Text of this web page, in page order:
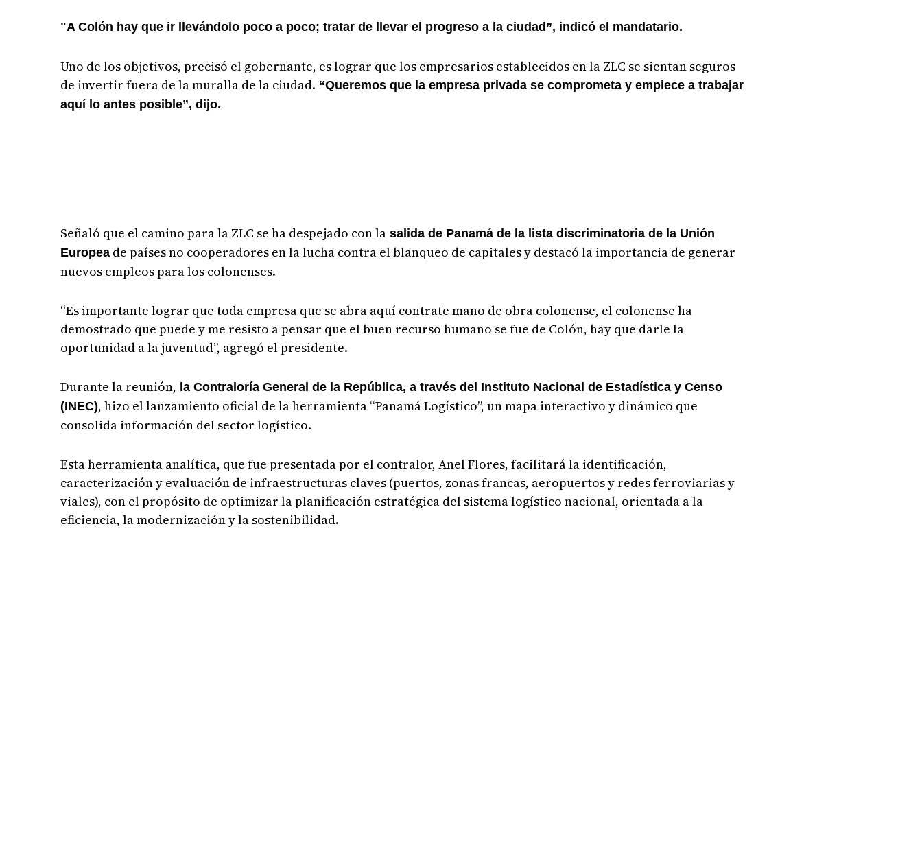
"A Colón hay que ir llevándolo poco a poco; tratar de llevar el progreso a la ciudad”, indicó el mandatario.
Uno de los objetivos, precisó el gobernante, es lograr que los empresarios establecidos en la ZLC se sientan seguros
de invertir fuera de la muralla de la ciudad. “Queremos que la empresa privada se comprometa y empiece a trabajar
aquí lo antes posible”, dijo.
Señaló que el camino para la ZLC se ha despejado con la salida de Panamá de la lista discriminatoria de la Unión
Europea de países no cooperadores en la lucha contra el blanqueo de capitales y destacó la importancia de generar
nuevos empleos para los colonenses.
“Es importante lograr que toda empresa que se abra aquí contrate mano de obra colonense, el colonense ha
demostrado que puede y me resisto a pensar que el buen recurso humano se fue de Colón, hay que darle la
oportunidad a la juventud”, agregó el presidente.
Durante la reunión, la Contraloría General de la República, a través del Instituto Nacional de Estadística y Censo
(INEC), hizo el lanzamiento oficial de la herramienta “Panamá Logístico”, un mapa interactivo y dinámico que
consolida información del sector logístico.
Esta herramienta analítica, que fue presentada por el contralor, Anel Flores, facilitará la identificación,
caracterización y evaluación de infraestructuras claves (puertos, zonas francas, aeropuertos y redes ferroviarias y
viales), con el propósito de optimizar la planificación estratégica del sistema logístico nacional, orientada a la
eficiencia, la modernización y la sostenibilidad.